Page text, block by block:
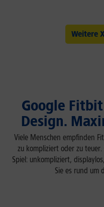
Weitere
Google
Design.
Viele Menschen empfinden
zu kompliziert oder zu
Spiel: unkompliziert,
Sie es rund um